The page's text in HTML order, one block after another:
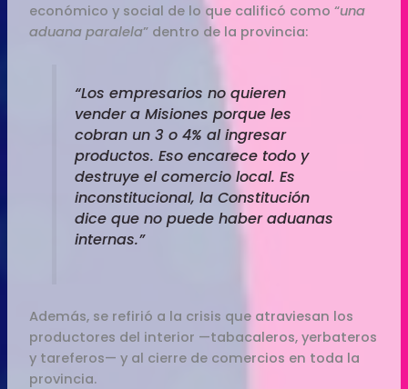
económico y social de lo que calificó como “una
aduana paralela” dentro de la provincia:
“Los empresarios no quieren
vender a Misiones porque les
cobran un 3 o 4% al ingresar
productos. Eso encarece todo y
destruye el comercio local. Es
inconstitucional, la Constitución
dice que no puede haber aduanas
internas.”
Además, se refirió a la crisis que atraviesan los
productores del interior —tabacaleros, yerbateros
y tareferos— y al cierre de comercios en toda la
provincia.